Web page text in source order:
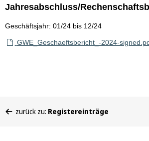
Jahresabschluss/
Geschäftsjahr: 01/24 bis 12/24
GWE_Geschaeftsbericht_-2024-
befinden
zurück zu: Registereinträge